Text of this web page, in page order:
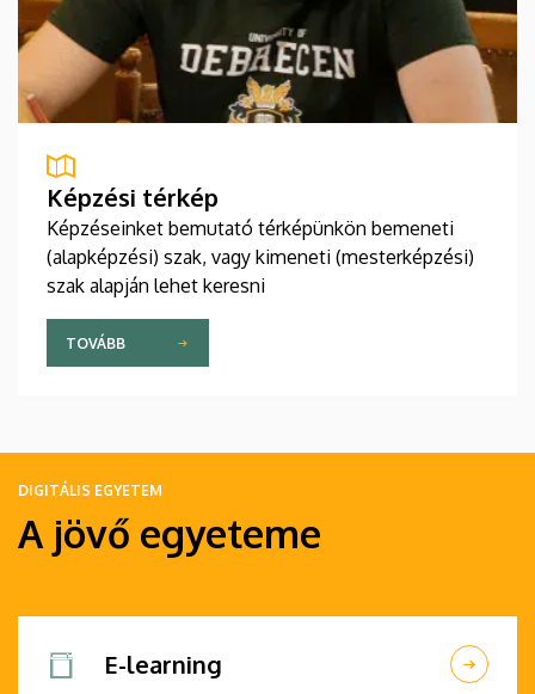
Képzési térkép
Képzéseinket bemutató térképünkön bemeneti
(alapképzési) szak, vagy kimeneti (mesterképzési)
szak alapján lehet keresni
TOVÁBB
DIGITÁLIS EGYETEM
A jövő egyeteme
E-learning